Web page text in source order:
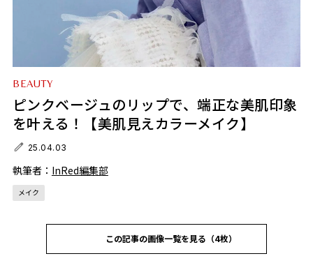
BEAUTY
ピンクベージュのリップで、端正な美肌印象
を叶える！【美肌見えカラーメイク】
25.04.03
執筆者： InRed編集部
メイク
この記事の画像一覧を見る（4枚）